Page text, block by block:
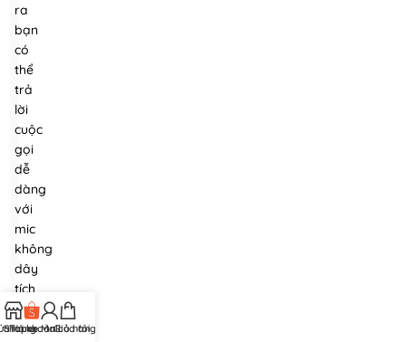
ra
bạn
có
thể
trả
lời
cuộc
gọi
dễ
dàng
với
mic
không
dây
tích
hợp.
Giúp
hàng
Shopee Mall
Tài khoản của tôi
Giỏ hàng